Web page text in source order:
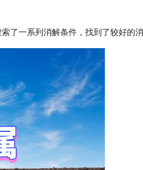
了一系列消解条件，找到了较好的消